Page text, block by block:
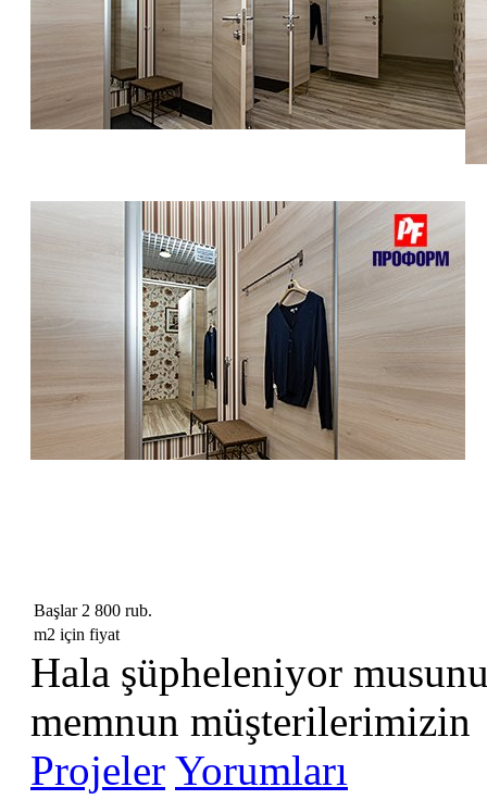
Başlar 2 800 rub.
m2 için fiyat
Hala şüpheleniyor
memnun müşterilerimizin
Projeler Yorumları